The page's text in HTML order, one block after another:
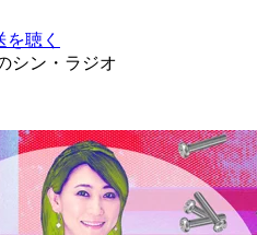
聴く
シン・ラジオ